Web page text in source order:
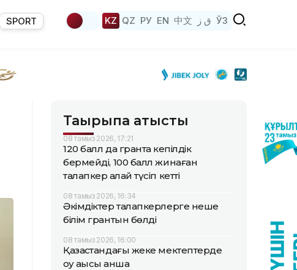
SPORT KZ QZ РУ EN 中文 ق ز ЎЗ
Тақырыпқа қатысты
08 тамыз 2026, 17:21
120 балл да грантқа кепілдік
бермейді, 100 балл жинаған
талапкер қалай түсіп кетті
08 тамыз 2026, 16:34
Әкімдіктер талапкерлерге неше
білім грантын бөлді
08 тамыз 2026, 16:00
Қазақстандағы жеке мектептерде
оқу ақысы қанша